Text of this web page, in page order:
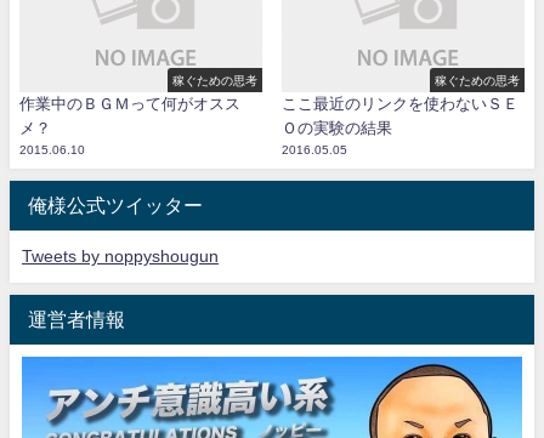
稼ぐための思考
作業中のＢＧＭって何がオスス
メ？
2015.06.10
稼ぐための思考
ここ最近のリンクを使わないＳＥ
Ｏの実験の結果
2016.05.05
俺様公式ツイッター
Tweets by noppyshougun
運営者情報